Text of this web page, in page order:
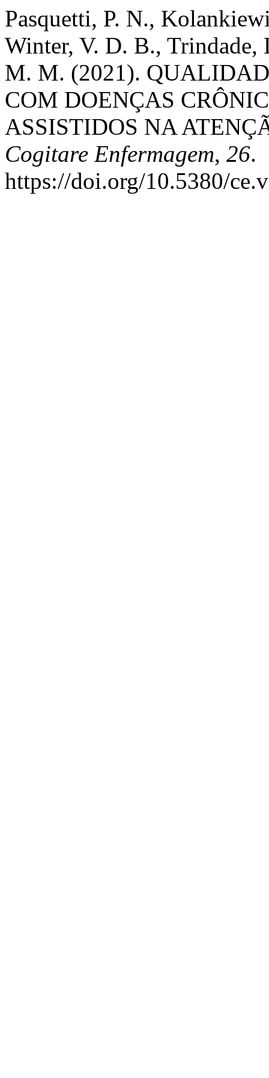
Pasquetti, P. N.,
Winter, V. D. B.,
M. M. (2021).
COM DOENÇAS
ASSISTIDOS NA
Cogitare Enfermagem, 26.
https://doi.org/10.5380/